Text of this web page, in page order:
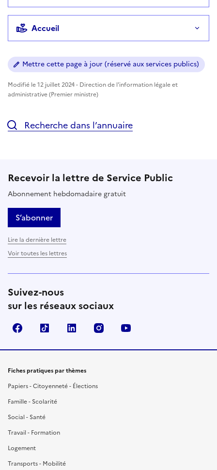
Accueil
Mettre cette page à jour (réservé aux services publics)
Modifié le 12 juillet 2024 - Direction de l'information légale et
administrative (Premier ministre)
Recherche dans l’annuaire
Recevoir la lettre de Service Public
Abonnement hebdomadaire gratuit
S’abonner
Lire la dernière lettre
Voir toutes les lettres
Suivez-nous
sur les réseaux sociaux
FacebookTikTok LinkedIn Instagram
Fiches pratiques par thèmes
Papiers - Citoyenneté - Élections
Famille - Scolarité
Social - Santé
Travail - Formation
Logement
Transports - Mobilité